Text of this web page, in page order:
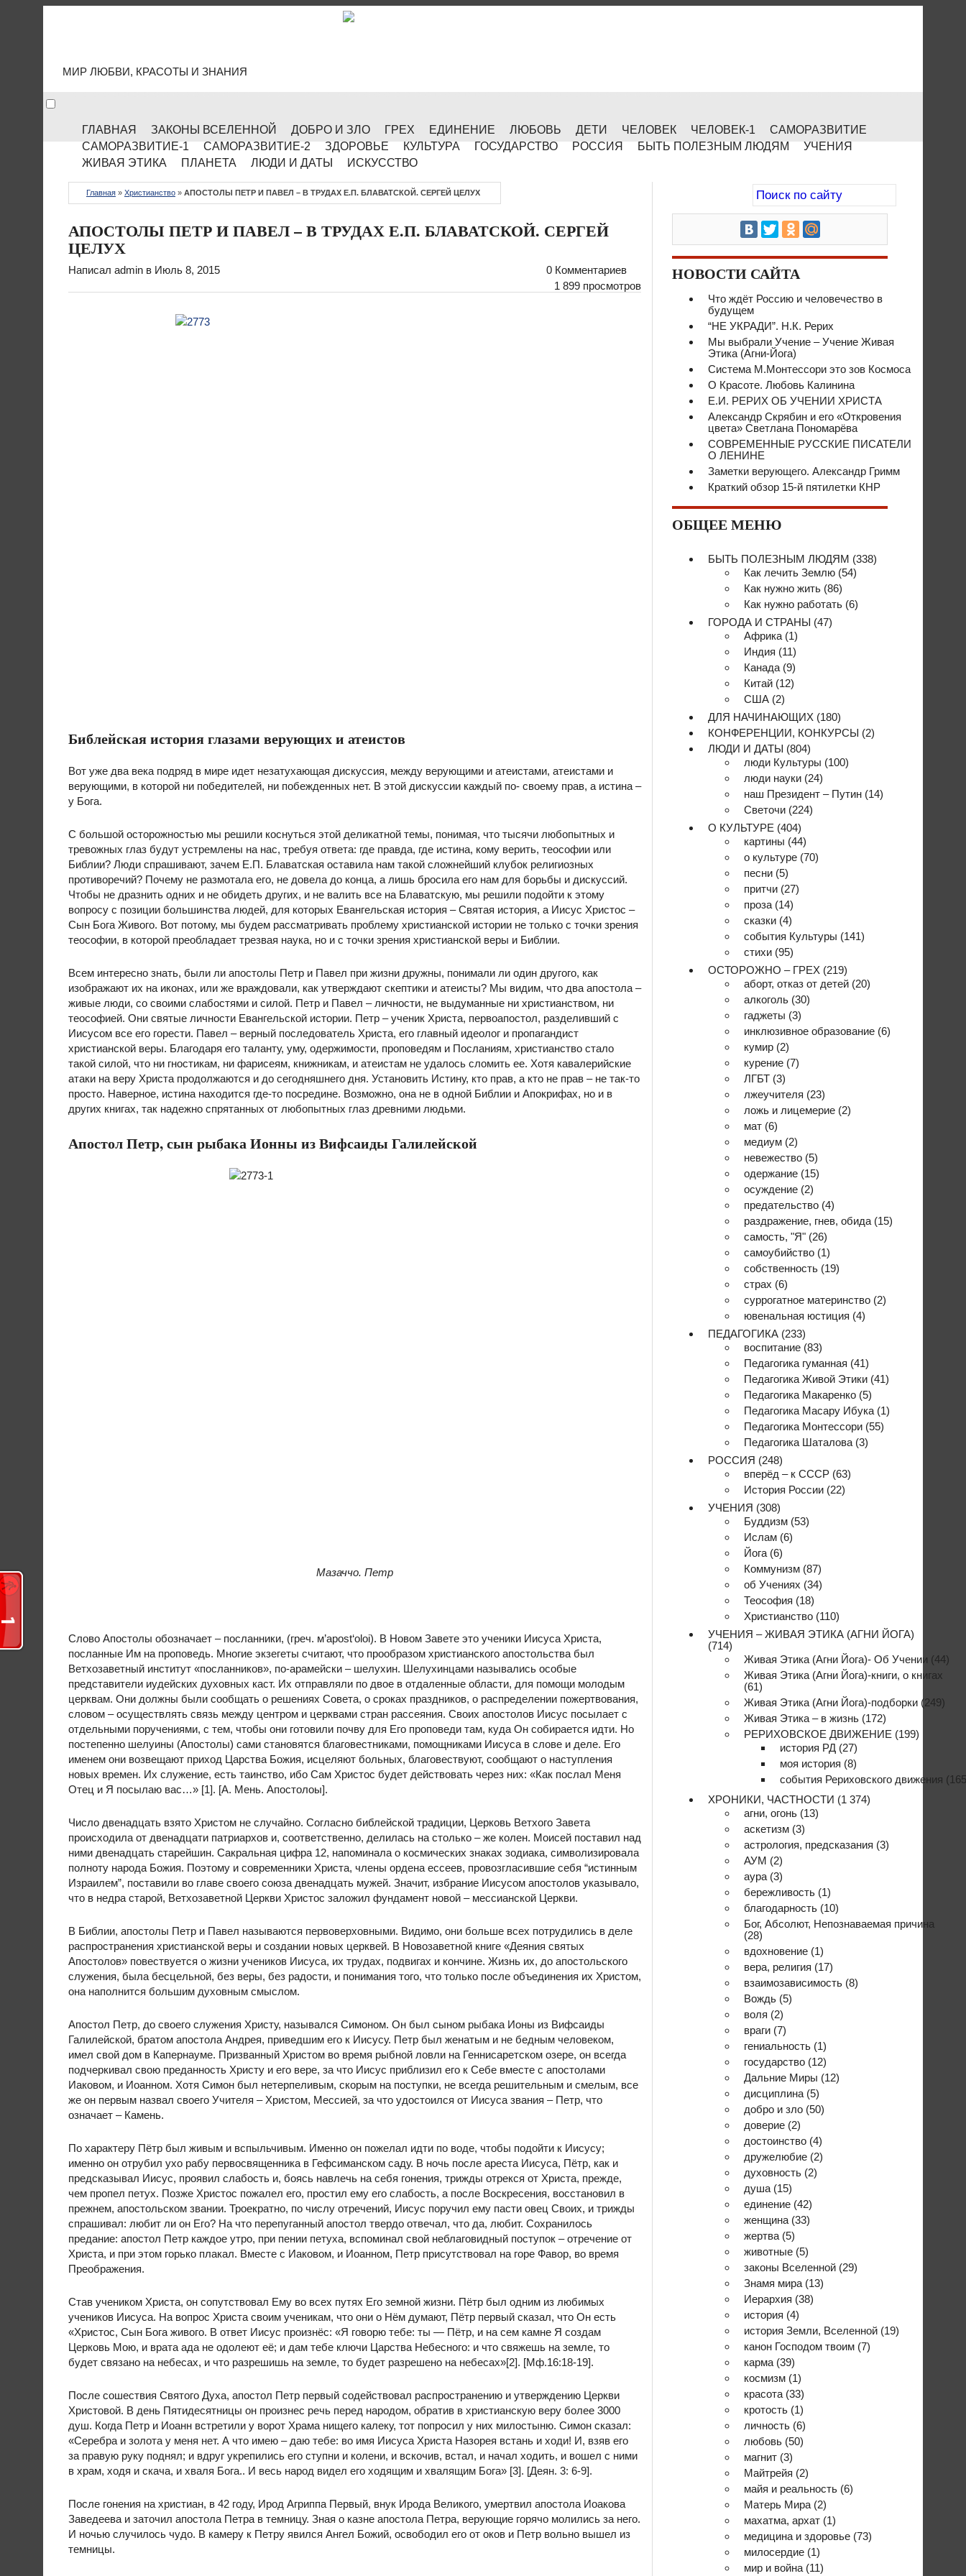
МИР ЛЮБВИ, КРАСОТЫ И ЗНАНИЯ
ГЛАВНАЯ ЗАКОНЫ ВСЕЛЕННОЙ ДОБРО И ЗЛО ГРЕХ ЕДИНЕНИЕ ЛЮБОВЬ ДЕТИ ЧЕЛОВЕК ЧЕЛОВЕК-1
САМОРАЗВИТИЕ
САМОРАЗВИТИЕ-1
САМОРАЗВИТИЕ-2 ЗДОРОВЬЕ КУЛЬТУРА ГОСУДАРСТВО РОССИЯ БЫТЬ ПОЛЕЗНЫМ ЛЮДЯМ
УЧЕНИЯ
ЖИВАЯ ЭТИКА
ПЛАНЕТА ЛЮДИ И ДАТЫ ИСКУССТВО
Главная » Христианство » АПОСТОЛЫ ПЕТР И ПАВЕЛ – В ТРУДАХ Е.П. БЛАВАТСКОЙ. СЕРГЕЙ ЦЕЛУХ
АПОСТОЛЫ ПЕТР И ПАВЕЛ – В ТРУДАХ Е.П. БЛАВАТСКОЙ. СЕРГЕЙ
ЦЕЛУХ
Написал admin в Июль 8, 2015
0 Комментариев
1 899 просмотров
Библейская история глазами верующих и атеистов
Вот уже два века подряд в мире идет незатухающая дискуссия, между верующими и атеистами, атеистами и
верующими, в которой ни победителей, ни побежденных нет. В этой дискуссии каждый по- своему прав, а истина –
у Бога.
С большой осторожностью мы решили коснуться этой деликатной темы, понимая, что тысячи любопытных и
тревожных глаз будут устремлены на нас, требуя ответа: где правда, где истина, кому верить, теософии или
Библии? Люди спрашивают, зачем Е.П. Блаватская оставила нам такой сложнейший клубок религиозных
противоречий? Почему не размотала его, не довела до конца, а лишь бросила его нам для борьбы и дискуссий.
Чтобы не дразнить одних и не обидеть других, и не валить все на Блаватскую, мы решили подойти к этому
вопросу с позиции большинства людей, для которых Евангельская история – Святая история, а Иисус Христос –
Сын Бога Живого. Вот потому, мы будем рассматривать проблему христианской истории не только с точки зрения
теософии, в которой преобладает трезвая наука, но и с точки зрения христианской веры и Библии.
Всем интересно знать, были ли апостолы Петр и Павел при жизни дружны, понимали ли один другого, как
изображают их на иконах, или же враждовали, как утверждают скептики и атеисты? Мы видим, что два апостола –
живые люди, со своими слабостями и силой. Петр и Павел – личности, не выдуманные ни христианством, ни
теософией. Они святые личности Евангельской истории. Петр – ученик Христа, первоапостол, разделивший с
Иисусом все его горести. Павел – верный последователь Христа, его главный идеолог и пропагандист
христианской веры. Благодаря его таланту, уму, одержимости, проповедям и Посланиям, христианство стало
такой силой, что ни гностикам, ни фарисеям, книжникам, и атеистам не удалось сломить ее. Хотя кавалерийские
атаки на веру Христа продолжаются и до сегодняшнего дня. Установить Истину, кто прав, а кто не прав – не так-то
просто. Наверное, истина находится где-то посредине. Возможно, она не в одной Библии и Апокрифах, но и в
других книгах, так надежно спрятанных от любопытных глаз древними людьми.
Апостол Петр, сын рыбака Ионны из Вифсаиды Галилейской
Мазаччо. Петр
Слово Апостолы обозначает – посланники, (греч. м’apost‘oloi). В Новом Завете это ученики Иисуса Христа,
посланные Им на проповедь. Многие экзегеты считают, что прообразом христианского апостольства был
Ветхозаветный институт «посланников», по-арамейски – шелухин. Шелухинцами назывались особые
представители иудейских духовных каст. Их отправляли по двое в отдаленные области, для помощи молодым
церквам. Они должны были сообщать о решениях Совета, о сроках праздников, о распределении пожертвования,
словом – осуществлять связь между центром и церквами стран рассеяния. Своих апостолов Иисус посылает с
отдельными поручениями, с тем, чтобы они готовили почву для Его проповеди там, куда Он собирается идти. Но
постепенно шелуины (Апостолы) сами становятся благовестниками, помощниками Иисуса в слове и деле. Его
именем они возвещают приход Царства Божия, исцеляют больных, благовествуют, сообщают о наступления
новых времен. Их служение, есть таинство, ибо Сам Христос будет действовать через них: «Как послал Меня
Отец и Я посылаю вас…» [1]. [А. Мень. Апостолоы].
Число двенадцать взято Христом не случайно. Согласно библейской традиции, Церковь Ветхого Завета
происходила от двенадцати патриархов и, соответственно, делилась на столько – же колен. Моисей поставил над
ними двенадцать старейшин. Сакральная цифра 12, напоминала о космических знаках зодиака, символизировала
полноту народа Божия. Поэтому и современники Христа, члены ордена ессеев, провозгласившие себя “истинным
Израилем”, поставили во главе своего союза двенадцать мужей. Значит, избрание Иисусом апостолов указывало,
что в недра старой, Ветхозаветной Церкви Христос заложил фундамент новой – мессианской Церкви.
В Библии, апостолы Петр и Павел называются первоверховными. Видимо, они больше всех потрудились в деле
распространения христианской веры и создании новых церквей. В Новозаветной книге «Деяния святых
Апостолов» повествуется о жизни учеников Иисуса, их трудах, подвигах и кончине. Жизнь их, до апостольского
служения, была бесцельной, без веры, без радости, и понимания того, что только после объединения их Христом,
она наполнится большим духовным смыслом.
Апостол Петр, до своего служения Христу, назывался Симоном. Он был сыном рыбака Ионы из Вифсаиды
Галилейской, братом апостола Андрея, приведшим его к Иисусу. Петр был женатым и не бедным человеком,
имел свой дом в Капернауме. Призванный Христом во время рыбной ловли на Геннисаретском озере, он всегда
подчеркивал свою преданность Христу и его вере, за что Иисус приблизил его к Себе вместе с апостолами
Иаковом, и Иоанном. Хотя Симон был нетерпеливым, скорым на поступки, не всегда решительным и смелым, все
же он первым назвал своего Учителя – Христом, Мессией, за что удостоился от Иисуса звания – Петр, что
означает – Камень.
По характеру Пётр был живым и вспыльчивым. Именно он пожелал идти по воде, чтобы подойти к Иисусу;
именно он отрубил ухо рабу первосвященника в Гефсиманском саду. В ночь после ареста Иисуса, Пётр, как и
предсказывал Иисус, проявил слабость и, боясь навлечь на себя гонения, трижды отрекся от Христа, прежде,
чем пропел петух. Позже Христос пожалел его, простил ему его слабость, а после Воскресения, восстановил в
прежнем, апостольском звании. Троекратно, по числу отречений, Иисус поручил ему пасти овец Своих, и трижды
спрашивал: любит ли он Его? На что перепуганный апостол твердо отвечал, что да, любит. Сохранилось
предание: апостол Петр каждое утро, при пении петуха, вспоминал свой неблаговидный поступок – отречение от
Христа, и при этом горько плакал. Вместе с Иаковом, и Иоанном, Петр присутствовал на горе Фавор, во время
Преображения.
Став учеником Христа, он сопутствовал Ему во всех путях Его земной жизни. Пётр был одним из любимых
учеников Иисуса. На вопрос Христа своим ученикам, что они о Нём думают, Пётр первый сказал, что Он есть
«Христос, Сын Бога живого. В ответ Иисус произнёс: «Я говорю тебе: ты — Пётр, и на сем камне Я создам
Церковь Мою, и врата ада не одолеют её; и дам тебе ключи Царства Небесного: и что свяжешь на земле, то
будет связано на небесах, и что разрешишь на земле, то будет разрешено на небесах»[2]. [Мф.16:18-19].
После сошествия Святого Духа, апостол Петр первый содействовал распространению и утверждению Церкви
Христовой. В день Пятидесятницы он произнес речь перед народом, обратив в христианскую веру более 3000
душ. Когда Петр и Иоанн встретили у ворот Храма нищего калеку, тот попросил у них милостыню. Симон сказал:
«Серебра и золота у меня нет. А что имею – даю тебе: во имя Иисуса Христа Назорея встань и ходи! И, взяв его
за правую руку поднял; и вдруг укрепились его ступни и колени, и вскочив, встал, и начал ходить, и вошел с ними
в храм, ходя и скача, и хваля Бога.. И весь народ видел его ходящим и хвалящим Бога» [3]. [Деян. 3: 6-9].
После гонения на христиан, в 42 году, Ирод Агриппа Первый, внук Ирода Великого, умертвил апостола Иоакова
Заведеева и заточил апостола Петра в темницу. Зная о казне апостола Петра, верующие горячо молились за него.
И ночью случилось чудо. В камеру к Петру явился Ангел Божий, освободил его от оков и Петр вольно вышел из
темницы.
НОВОСТИ САЙТА
Что ждёт Россию и человечество в
будущем
“НЕ УКРАДИ”. Н.К. Рерих
Мы выбрали Учение – Учение Живая
Этика (Агни-Йога)
Система М.Монтессори это зов Космоса
О Красоте. Любовь Калинина
Е.И. РЕРИХ ОБ УЧЕНИИ ХРИСТА
Александр Скрябин и его «Откровения
цвета» Светлана Пономарёва
СОВРЕМЕННЫЕ РУССКИЕ ПИСАТЕЛИ
О ЛЕНИНЕ
Заметки верующего. Александр Гримм
Краткий обзор 15-й пятилетки КНР
ОБЩЕЕ МЕНЮ
БЫТЬ ПОЛЕЗНЫМ ЛЮДЯМ (338)
Как лечить Землю (54)
Как нужно жить (86)
Как нужно работать (6)
ГОРОДА И СТРАНЫ (47)
Африка (1)
Индия (11)
Канада (9)
Китай (12)
США (2)
ДЛЯ НАЧИНАЮЩИХ (180)
КОНФЕРЕНЦИИ, КОНКУРСЫ (2)
ЛЮДИ И ДАТЫ (804)
люди Культуры (100)
люди науки (24)
наш Президент – Путин (14)
Светочи (224)
О КУЛЬТУРЕ (404)
картины (44)
о культуре (70)
песни (5)
притчи (27)
проза (14)
сказки (4)
события Культуры (141)
стихи (95)
ОСТОРОЖНО – ГРЕХ (219)
аборт, отказ от детей (20)
алкоголь (30)
гаджеты (3)
инклюзивное образование (6)
кумир (2)
курение (7)
ЛГБТ (3)
лжеучителя (23)
ложь и лицемерие (2)
мат (6)
медиум (2)
невежество (5)
одержание (15)
осуждение (2)
предательство (4)
раздражение, гнев, обида (15)
самость, "Я" (26)
самоубийство (1)
собственность (19)
страх (6)
суррогатное материнство (2)
ювенальная юстиция (4)
ПЕДАГОГИКА (233)
воспитание (83)
Педагогика гуманная (41)
Педагогика Живой Этики (41)
Педагогика Макаренко (5)
Педагогика Масару Ибука (1)
Педагогика Монтессори (55)
Педагогика Шаталова (3)
РОССИЯ (248)
вперёд – к СССР (63)
История России (22)
УЧЕНИЯ (308)
Буддизм (53)
Ислам (6)
Йога (6)
Коммунизм (87)
об Учениях (34)
Теософия (18)
Христианство (110)
УЧЕНИЯ – ЖИВАЯ ЭТИКА (АГНИ ЙОГА)
(714)
Живая Этика (Агни Йога)- Об Учении (44)
Живая Этика (Агни Йога)-книги, о книгах
(61)
Живая Этика (Агни Йога)-подборки (249)
Живая Этика – в жизнь (172)
РЕРИХОВСКОЕ ДВИЖЕНИЕ (199)
история РД (27)
моя история (8)
события Рериховского движения
ХРОНИКИ, ЧАСТНОСТИ (1 374)
агни, огонь (13)
аскетизм (3)
астрология, предсказания (3)
АУМ (2)
аура (3)
бережливость (1)
благодарность (10)
Бог, Абсолют, Непознаваемая причина
(28)
вдохновение (1)
вера, религия (17)
взаимозависимость (8)
Вождь (5)
воля (2)
враги (7)
гениальность (1)
государство (12)
Дальние Миры (12)
дисциплина (5)
добро и зло (50)
доверие (2)
достоинство (4)
дружелюбие (2)
духовность (2)
душа (15)
единение (42)
женщина (33)
жертва (5)
животные (5)
законы Вселенной (29)
Знамя мира (13)
Иерархия (38)
история (4)
история Земли, Вселенной (19)
канон Господом твоим (7)
карма (39)
космизм (1)
красота (33)
кротость (1)
личность (6)
любовь (50)
магнит (3)
Майтрейя (2)
майя и реальность (6)
Матерь Мира (2)
махатма, архат (1)
медицина и здоровье (73)
милосердие (1)
мир и война (11)